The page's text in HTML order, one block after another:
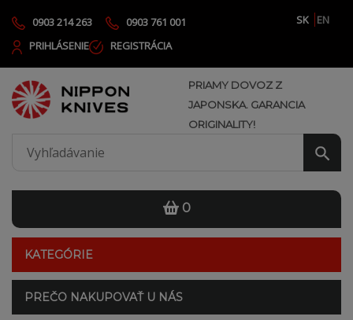
0903 214 263 0903 761 001 SK
EN
PRIHLÁSENIE
REGISTRÁCIA
PRIAMY DOVOZ Z
JAPONSKA. GARANCIA
ORIGINALITY!
0
KATEGÓRIE
PREČO NAKUPOVAŤ U NÁS